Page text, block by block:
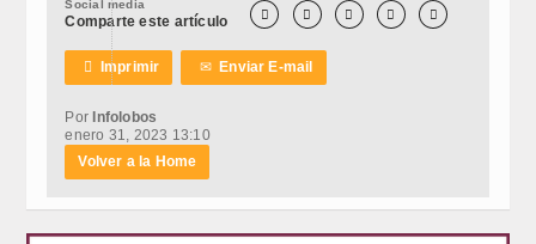
Social media
Comparte este artículo     
 Imprimir ✉Enviar E-mail
Por Infolobos
enero 31, 2023 13:10
Volver a la Home